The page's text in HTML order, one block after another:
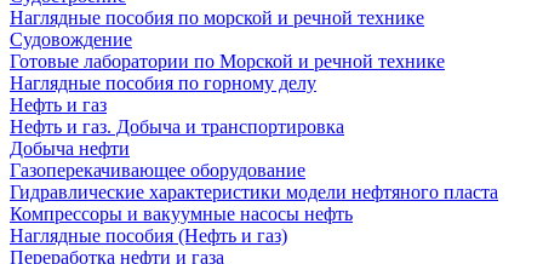
Наглядные пособия по морской и речной технике
Судовождение
Готовые лаборатории по Морской и речной технике
Наглядные пособия по горному делу
Нефть и газ
Нефть и газ. Добыча и транспортировка
Добыча нефти
Газоперекачивающее оборудование
Гидравлические характеристики модели нефтяного пласта
Компрессоры и вакуумные насосы нефть
Наглядные пособия (Нефть и газ)
Переработка нефти и газа